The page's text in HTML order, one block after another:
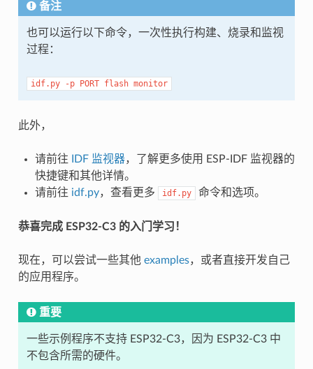
备注
也可以运行以下命令，一次性执行构建、烧录和监视
过程：
idf.py -p PORT flash monitor
此外，
请前往 IDF 监视器，了解更多使用 ESP-IDF 监视器的
快捷键和其他详情。
请前往 idf.py，查看更多 idf.py 命令和选项。
恭喜完成 ESP32-C3 的入门学习！
现在，可以尝试一些其他 examples，或者直接开发自己
的应用程序。
重要
一些示例程序不支持 ESP32-C3，因为 ESP32-C3 中
不包含所需的硬件。